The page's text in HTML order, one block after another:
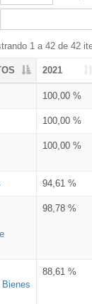
1 a 42 de 42
2021
100,00 %
100,00 %
100,00 %
94,61 %
98,78 %
88,61 %